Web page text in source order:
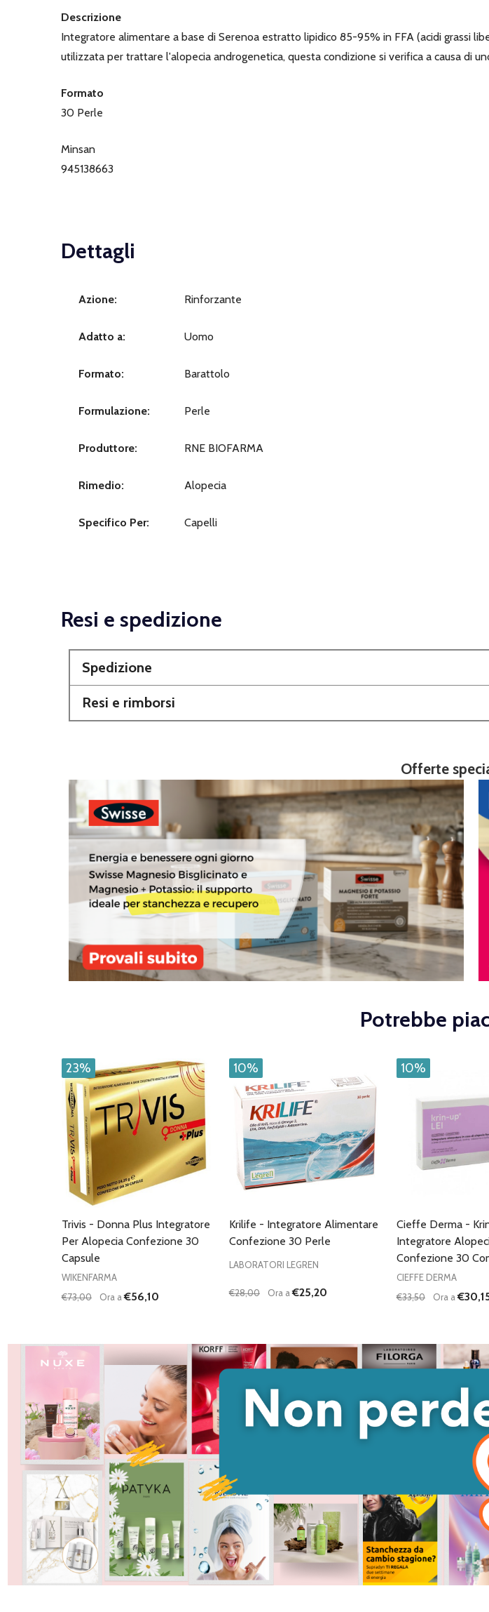
Descrizione
Integratore alimentare a base di Serenoa estratto lipidico 85-95% in FFA (acidi grassi
utilizzata per trattare l'alopecia androgenetica, questa condizione si verifica a causa di
Formato
30 Perle
Minsan
945138663
Dettagli
Azione: Rinforzante
Adatto a: Uomo
Formato: Barattolo
Formulazione: Perle
Produttore: RNE BIOFARMA
Rimedio: Alopecia
Specifico Per: Capelli
Resi e spedizione
Spedizione
Resi e rimborsi
Offerte
Potrebbe
23%
Trivis - Donna Plus Integratore
Per Alopecia Confezione 30
Capsule
WIKENFARMA
€73,00
Ora a€56,10
10%
Krilife - Integratore Alimentare
Confezione 30 Perle
LABORATORI LEGREN
€28,00 Ora a€25,20
10%
Cieffe Derma -
Integratore
Confezione 30
CIEFFE DERMA
€33,50
Ora a